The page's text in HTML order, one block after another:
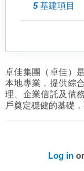
印度
印尼
越南
日本
南韓
台灣
澳門
5 基建項目
卓佳集團（卓佳）
本地專業，提供綜
理、企業信託及債
戶奠定穩健的基礎
Log in or